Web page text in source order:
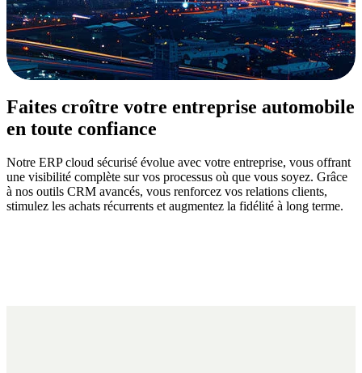
Faites croître votre entreprise automobile
en toute confiance
Notre ERP cloud sécurisé évolue avec votre entreprise, vous offrant
une visibilité complète sur vos processus où que vous soyez. Grâce
à nos outils CRM avancés, vous renforcez vos relations clients,
stimulez les achats récurrents et augmentez la fidélité à long terme.